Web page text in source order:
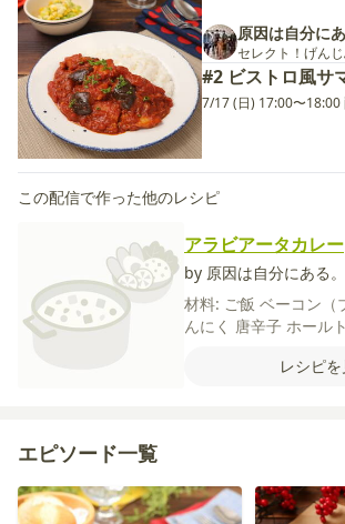
原因は自分にあ
セレクト！げん
#2 ビストロ風サ
7/17 (日) 17:00〜18:00
この配信で作った他のレシピ
アラビアータカレー
by 原因は自分にある。
材料: ご飯 ベーコン（
んにく 唐辛子 ホール
オリーブオイル
レシピを
エピソード一覧